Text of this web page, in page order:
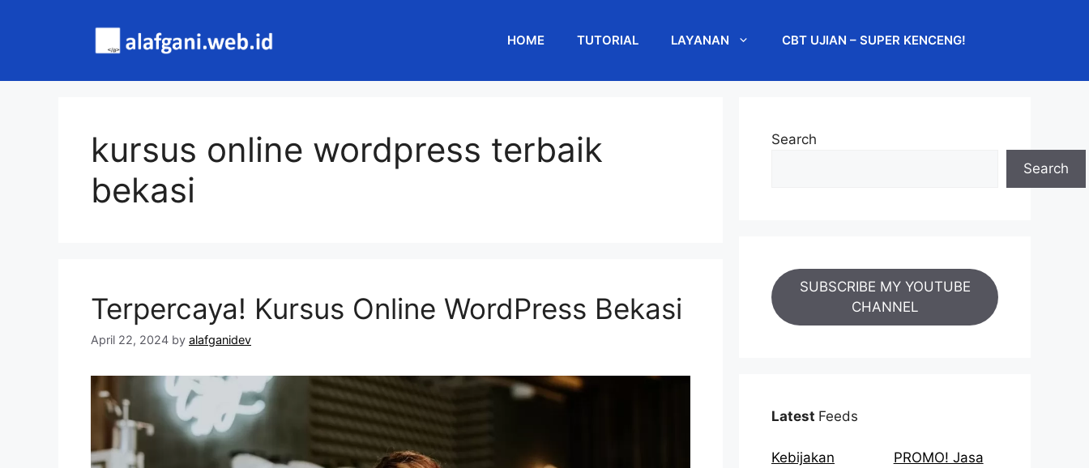
HOME TUTORIAL LAYANAN CBT UJIAN – SUPER KENCENG!
kursus online wordpress terbaik
bekasi
Terpercaya! Kursus Online WordPress Bekasi
April 22, 2024 by alafganidev
Search
Search
SUBSCRIBE MY YOUTUBE
CHANNEL
Latest Feeds
Kebijakan
PROMO! Jasa